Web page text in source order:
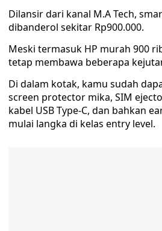
Dilansir dari kanal M.A Tech,
dibanderol sekitar Rp900.000.
Meski termasuk HP murah 900
tetap membawa beberapa
Di dalam kotak, kamu sudah
screen protector mika, SIM
kabel USB Type-C, dan bahkan
mulai langka di kelas entry level.